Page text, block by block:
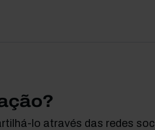
lo através das redes